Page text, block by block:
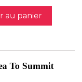
au panier
To Summit